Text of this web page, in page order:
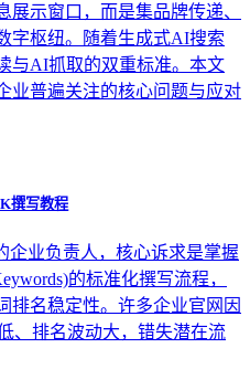
展示窗口，而是集品牌传递、
字枢纽。随着生成式AI搜索
与AI抓取的双重标准。本文
业普遍关注的核心问题与应对
撰写教程
企业负责人，核心诉求是掌握
的标准化撰写流程，
排名稳定性。许多企业官网因
、排名波动大，错失潜在流